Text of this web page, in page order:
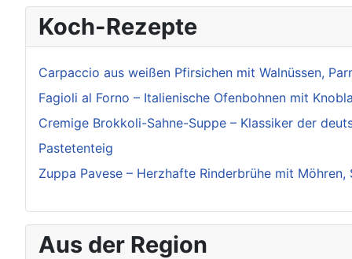
Koch-Rezepte
Carpaccio aus weißen Pfirsichen mit Walnüssen,
Fagioli al Forno – Italienische Ofenbohnen mit
Cremige Brokkoli-Sahne-Suppe – Klassiker der
Pastetenteig
Zuppa Pavese – Herzhafte Rinderbrühe mit
Aus der Region